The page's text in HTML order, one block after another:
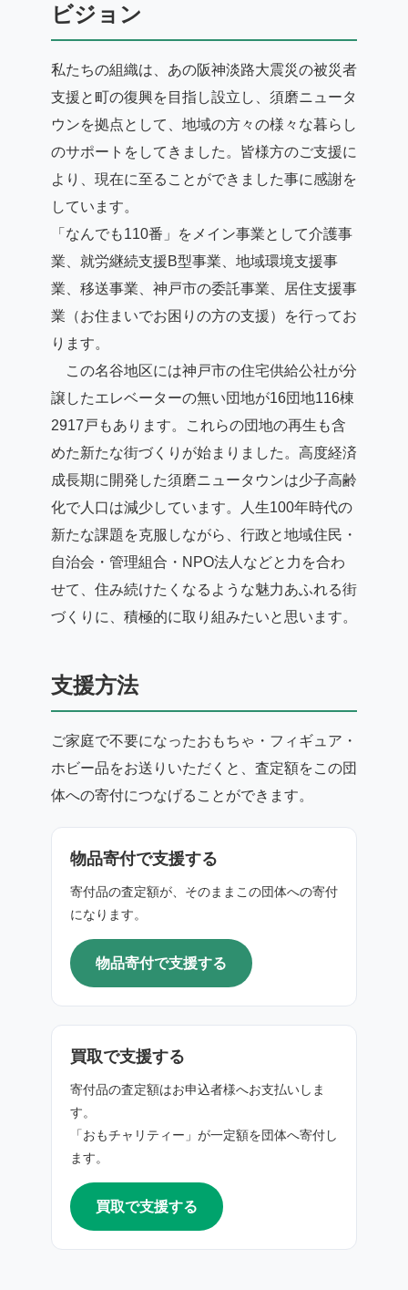
ビジョン
私たちの組織は、あの阪神淡路大震災の被災者
支援と町の復興を目指し設立し、須磨ニュータ
ウンを拠点として、地域の方々の様々な暮らし
のサポートをしてきました。皆様方のご支援に
より、現在に至ることができました事に感謝を
しています。
「なんでも110番」をメイン事業として介護事
業、就労継続支援B型事業、地域環境支援事
業、移送事業、神戸市の委託事業、居住支援事
業（お住まいでお困りの方の支援）を行ってお
ります。
この名谷地区には神戸市の住宅供給公社が分
譲したエレベーターの無い団地が16団地116棟
2917戸もあります。これらの団地の再生も含
めた新たな街づくりが始まりました。高度経済
成長期に開発した須磨ニュータウンは少子高齢
化で人口は減少しています。人生100年時代の
新たな課題を克服しながら、行政と地域住民・
自治会・管理組合・NPO法人などと力を合わ
せて、住み続けたくなるような魅力あふれる街
づくりに、積極的に取り組みたいと思います。
支援方法
ご家庭で不要になったおもちゃ・フィギュア・
ホビー品をお送りいただくと、査定額をこの団
体への寄付につなげることができます。
物品寄付で支援する
寄付品の査定額が、そのままこの団体への寄付
になります。
物品寄付で支援する
買取で支援する
寄付品の査定額はお申込者様へお支払いしま
す。
「おもチャリティー」が一定額を団体へ寄付し
ます。
買取で支援する